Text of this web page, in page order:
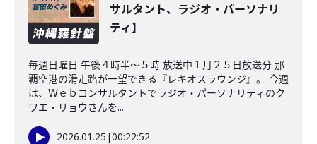
サルタント、ラジオ・パーソナリ
ティ】
毎週日曜日 午後４時半～５時 放送中１月２５日放送分 那
覇空港の滑走路が一望できる『レキオスラウンジ』。 今週
は、Ｗｅｂコンサルタントでラジオ・パーソナリティのク
ワエ・リョウさんを...
2026.01.25 |00:22:52